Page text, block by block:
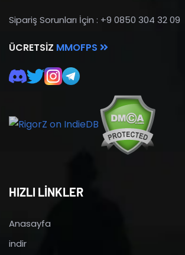
Sipariş Sorunları İçin : +9 0850 304 32 09
ÜCRETSIZ MMOFPS
HIZLI LİNKLER
Anasayfa
indir